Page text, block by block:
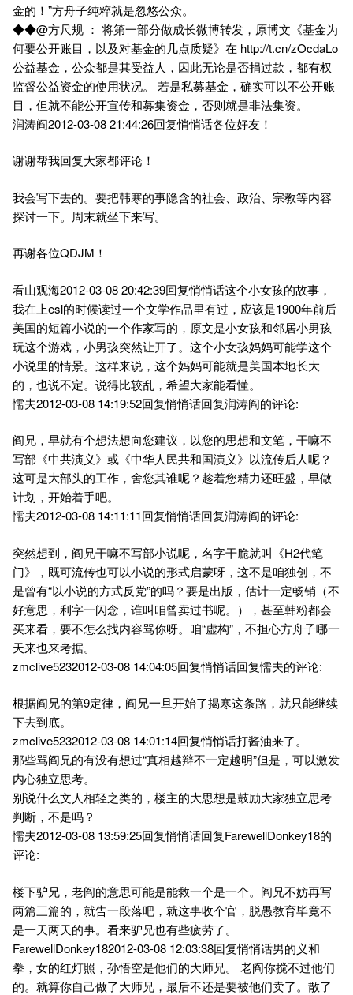
金的！”方舟子纯粹就是忽悠公众。
◆◆@方尺规 ： 将第一部分做成长微博转发，原博文《基金为
何要公开账目，以及对基金的几点质疑》在 http://t.cn/zOcdaLo
公益基金，公众都是其受益人，因此无论是否捐过款，都有权
监督公益资金的使用状况。 若是私募基金，确实可以不公开账
目，但就不能公开宣传和募集资金，否则就是非法集资。
润涛阎2012-03-08 21:44:26回复悄悄话各位好友！
谢谢帮我回复大家都评论！
我会写下去的。要把韩寒的事隐含的社会、政治、宗教等内容
探讨一下。周末就坐下来写。
再谢各位QDJM！
看山观海2012-03-08 20:42:39回复悄悄话这个小女孩的故事，
我在上esl的时候读过一个文学作品里有过，应该是1900年前后
美国的短篇小说的一个作家写的，原文是小女孩和邻居小男孩
玩这个游戏，小男孩突然让开了。这个小女孩妈妈可能学这个
小说里的情景。这样来说，这个妈妈可能就是美国本地长大
的，也说不定。说得比较乱，希望大家能看懂。
懦夫2012-03-08 14:19:52回复悄悄话回复润涛阎的评论:
阎兄，早就有个想法想向您建议，以您的思想和文笔，干嘛不
写部《中共演义》或《中华人民共和国演义》以流传后人呢？
这可是大部头的工作，舍您其谁呢？趁着您精力还旺盛，早做
计划，开始着手吧。
懦夫2012-03-08 14:11:11回复悄悄话回复润涛阎的评论:
突然想到，阎兄干嘛不写部小说呢，名字干脆就叫《H2代笔
门》，既可流传也可以小说的形式启蒙呀，这不是咱独创，不
是曾有“以小说的方式反党”的吗？要是出版，估计一定畅销（不
好意思，利字一闪念，谁叫咱曾卖过书呢。），甚至韩粉都会
买来看，要不怎么找内容骂你呀。咱“虚构”，不担心方舟子哪一
天来也来考据。
zmclive5232012-03-08 14:04:05回复悄悄话回复懦夫的评论:
根据阎兄的第9定律，阎兄一旦开始了揭寒这条路，就只能继续
下去到底。
zmclive5232012-03-08 14:01:14回复悄悄话打酱油来了。
那些骂阎兄的有没有想过“真相越辩不一定越明”但是，可以激发
内心独立思考。
别说什么文人相轻之类的，楼主的大思想是鼓励大家独立思考
判断，不是吗？
懦夫2012-03-08 13:59:25回复悄悄话回复FarewellDonkey18的
评论:
楼下驴兄，老阎的意思可能是能救一个是一个。阎兄不妨再写
两篇三篇的，就告一段落吧，就这事收个官，脱愚教育毕竟不
是一天两天的事。看来驴兄也有些疲劳了。
FarewellDonkey182012-03-08 12:03:38回复悄悄话男的义和
拳，女的红灯照，孙悟空是他们的大师兄。 老阎你搅不过他们
的。就算你自己做了大师兄，最后不还是要被他们卖了。散了